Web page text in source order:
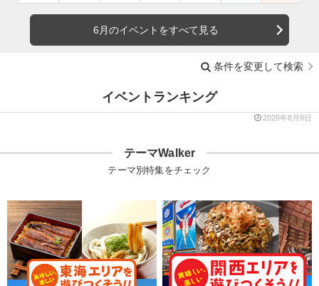
6月のイベントをすべて見る
条件を変更して検索
イベントランキング
2026年8月9日
テーマWalker
テーマ別特集をチェック